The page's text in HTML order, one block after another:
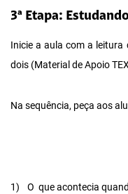
3ª Etapa:
Inicie a aula com a
dois (Material de Apoio
Na sequência, peça aos
1) O que acontecia